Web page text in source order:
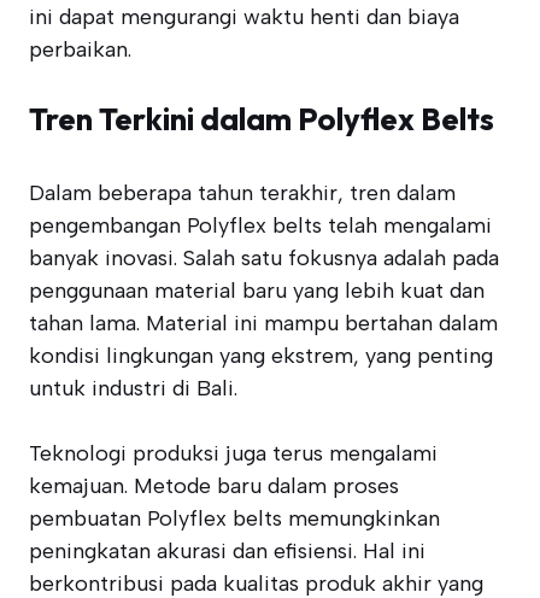
ini dapat mengurangi waktu henti dan biaya
perbaikan.
Tren Terkini dalam Polyflex Belts
Dalam beberapa tahun terakhir, tren dalam
pengembangan Polyflex belts telah mengalami
banyak inovasi. Salah satu fokusnya adalah pada
penggunaan material baru yang lebih kuat dan
tahan lama. Material ini mampu bertahan dalam
kondisi lingkungan yang ekstrem, yang penting
untuk industri di Bali.
Teknologi produksi juga terus mengalami
kemajuan. Metode baru dalam proses
pembuatan Polyflex belts memungkinkan
peningkatan akurasi dan efisiensi. Hal ini
berkontribusi pada kualitas produk akhir yang